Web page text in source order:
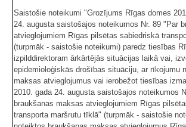
Saistošie noteikumi "Grozījums Rīgas domes
24. augusta saistošajos noteikumos Nr. 89 "Par
atvieglojumiem Rīgas pilsētas sabiedriskā
(turpmāk - saistošie noteikumi) paredz tiesības
izpilddirektoram ārkārtējās situācijas laikā vai,
epidemioloģiskās drošības situāciju, ar rīkojumu
maksas atvieglojumus vai ierobežot tiesības
2010. gada 24. augusta saistošajos noteikumos
braukšanas maksas atvieglojumiem Rīgas
transporta maršrutu tīklā" (turpmāk - saistošie